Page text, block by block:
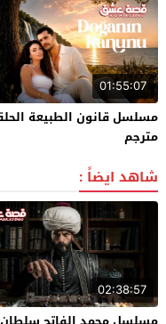
01:55:07
مترجم
شاهد ايضاً :
02:38:57